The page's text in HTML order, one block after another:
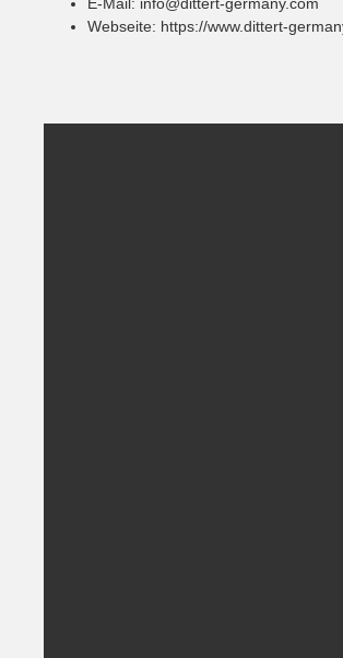
Webseite: https://www.dittert-